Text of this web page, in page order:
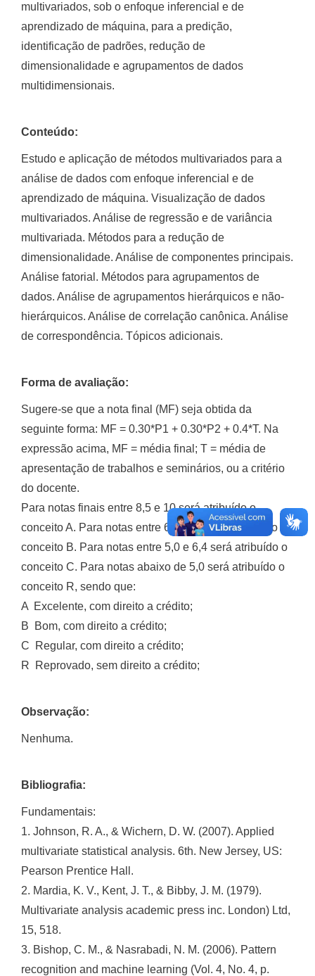
multivariados, sob o enfoque inferencial e de
aprendizado de máquina, para a predição,
identificação de padrões, redução de
dimensionalidade e agrupamentos de dados
multidimensionais.
Conteúdo:
Estudo e aplicação de métodos multivariados para a
análise de dados com enfoque inferencial e de
aprendizado de máquina. Visualização de dados
multivariados. Análise de regressão e de variância
multivariada. Métodos para a redução de
dimensionalidade. Análise de componentes principais.
Análise fatorial. Métodos para agrupamentos de
dados. Análise de agrupamentos hierárquicos e não-
hierárquicos. Análise de correlação canônica. Análise
de correspondência. Tópicos adicionais.
Forma de avaliação:
Sugere-se que a nota final (MF) seja obtida da
seguinte forma: MF = 0.30*P1 + 0.30*P2 + 0.4*T. Na
expressão acima, MF = média final; T = média de
apresentação de trabalhos e seminários, ou a critério
do docente.
Para notas finais entre 8,5 e 10 será atribuído o
conceito A. Para notas entre 6,5 e 8,4 será atribuído o
conceito B. Para notas entre 5,0 e 6,4 será atribuído o
conceito C. Para notas abaixo de 5,0 será atribuído o
conceito R, sendo que:
A  Excelente, com direito a crédito;
B  Bom, com direito a crédito;
C  Regular, com direito a crédito;
R  Reprovado, sem direito a crédito;
Observação:
Nenhuma.
Bibliografia:
Fundamentais:
1. Johnson, R. A., & Wichern, D. W. (2007). Applied
multivariate statistical analysis. 6th. New Jersey, US:
Pearson Prentice Hall.
2. Mardia, K. V., Kent, J. T., & Bibby, J. M. (1979).
Multivariate analysis academic press inc. London) Ltd,
15, 518.
3. Bishop, C. M., & Nasrabadi, N. M. (2006). Pattern
recognition and machine learning (Vol. 4, No. 4, p.